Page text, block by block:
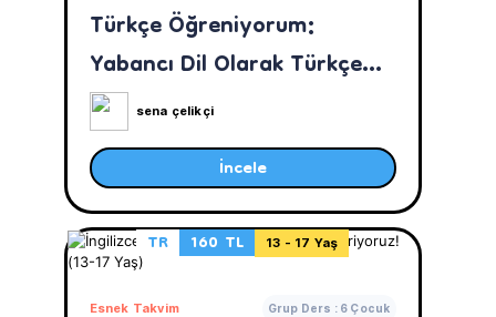
Türkçe Öğreniyorum:
Yabancı Dil Olarak Türkçe
Eğitimisena çelikçi
İncele
TR
160 TL 13 - 17 Yaş
Esnek Takvim Grup Ders : 6 Çocuk